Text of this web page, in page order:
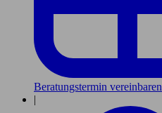
Beratungstermin vereinbaren
|